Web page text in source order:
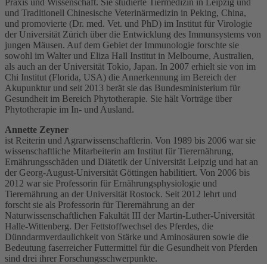
und Traditionell Chinesische Veterinärmedizin in Peking, China,
und promovierte (Dr. med. Vet. und PhD) im Institut für Virologie
der Universität Zürich über die Entwicklung des Immunsystems von
jungen Mäusen. Auf dem Gebiet der Immunologie forschte sie
sowohl im Walter und Eliza Hall Institut in Melbourne, Australien,
als auch an der Universität Tokio, Japan. In 2007 erhielt sie von im
Chi Institut (Florida, USA) die Annerkennung im Bereich der
Akupunktur und seit 2013 berät sie das Bundesministerium für
Gesundheit im Bereich Phytotherapie. Sie hält Vorträge über
Phytotherapie im In- und Ausland.
Annette Zeyner
ist Reiterin und Agrarwissenschaftlerin. Von 1989 bis 2006 war sie
wissenschaftliche Mitarbeiterin am Institut für Tierernährung,
Ernährungsschäden und Diätetik der Universität Leipzig und hat an
der Georg-August-Universität Göttingen habilitiert. Von 2006 bis
2012 war sie Professorin für Ernährungsphysiologie und
Tierernährung an der Universität Rostock. Seit 2012 lehrt und
forscht sie als Professorin für Tierernährung an der
Naturwissenschaftlichen Fakultät III der Martin-Luther-Universität
Halle-Wittenberg. Der Fettstoffwechsel des Pferdes, die
Dünndarmverdaulichkeit von Stärke und Aminosäuren sowie die
Bedeutung faserreicher Futtermittel für die Gesundheit von Pferden
sind drei ihrer Forschungsschwerpunkte.